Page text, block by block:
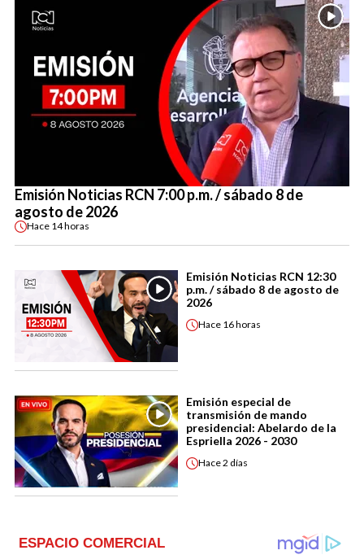
Emisión Noticias RCN 7:00 p.m. / sábado 8 de
agosto de 2026
Hace 14 horas
Emisión Noticias RCN 12:30
p.m. / sábado 8 de agosto de
2026
Hace 16 horas
Emisión especial de
transmisión de mando
presidencial: Abelardo de la
Espriella 2026 - 2030
Hace2 días